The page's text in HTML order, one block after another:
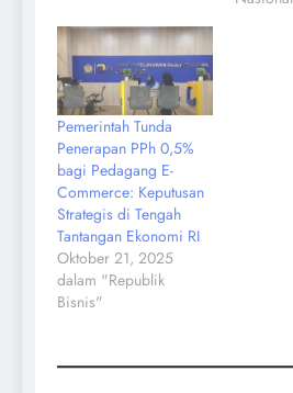
Pemerintah Tunda
Penerapan PPh 0,5%
bagi Pedagang E-
Commerce: Keputusan
Strategis di Tengah
Tantangan Ekonomi RI
Oktober 21, 2025
dalam "Republik
Bisnis"